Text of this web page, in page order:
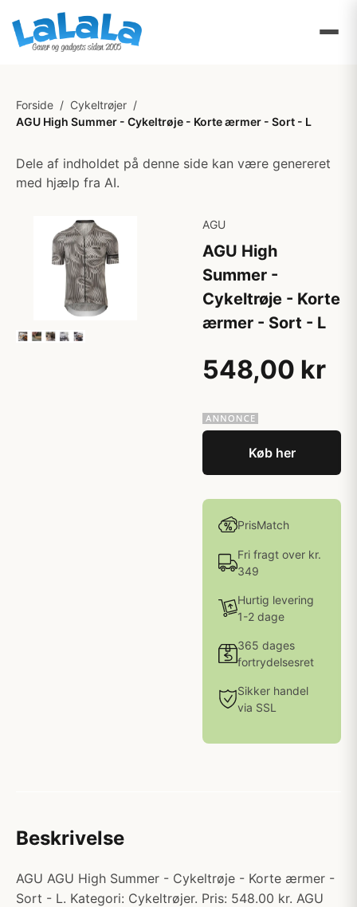
Forside / Cykeltrøjer /
AGU High Summer - Cykeltrøje - Korte ærmer - Sort - L
Dele af indholdet på denne side kan være genereret
med hjælp fra AI.
AGU
AGU High
Summer -
Cykeltrøje - Korte
ærmer - Sort - L
548,00 kr
Køb her
PrisMatch
Fri fragt over kr.
349
Hurtig levering
1-2 dage
365 dages
fortrydelsesret
Sikker handel
via SSL
Beskrivelse
AGU AGU High Summer - Cykeltrøje - Korte ærmer -
Sort - L. Kategori: Cykeltrøjer. Pris: 548.00 kr. AGU